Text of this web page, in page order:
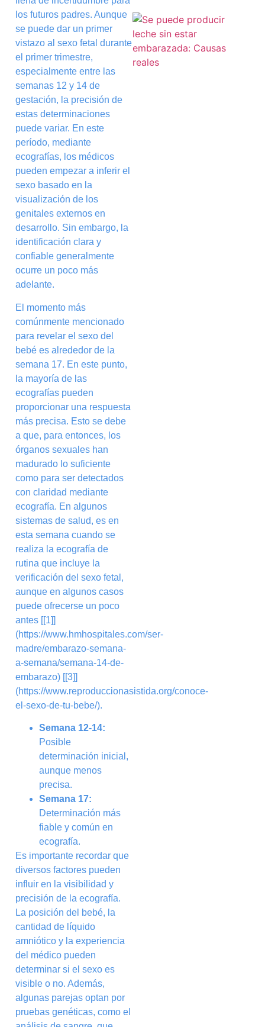
los futuros padres. Aunque
se puede dar un primer
vistazo al sexo fetal durante
el primer trimestre,
especialmente entre las
semanas 12 y 14 de
gestación, la precisión de
estas determinaciones
puede variar. En este
período, mediante
ecografías, los médicos
pueden empezar a inferir el
sexo basado en la
visualización de los
genitales externos en
desarrollo. Sin embargo, la
identificación clara y
confiable generalmente
ocurre un poco más
adelante.
El momento más
comúnmente mencionado
para revelar el sexo del
bebé es alrededor de la
semana 17. En este punto,
la mayoría de las
ecografías pueden
proporcionar una respuesta
más precisa. Esto se debe
a que, para entonces, los
órganos sexuales han
madurado lo suficiente
como para ser detectados
con claridad mediante
ecografía. En algunos
sistemas de salud, es en
esta semana cuando se
realiza la ecografía de
rutina que incluye la
verificación del sexo fetal,
aunque en algunos casos
puede ofrecerse un poco
antes [[1]]
(https://www.hmhospitales.com/ser-
madre/embarazo-semana-
a-semana/semana-14-de-
embarazo) [[3]]
(https://www.reproduccionasistida.org/conoce-
el-sexo-de-tu-bebe/).
Semana 12-14:
Posible
determinación inicial,
aunque menos
precisa.
Semana 17:
Determinación más
fiable y común en
ecografía.
Es importante recordar que
diversos factores pueden
influir en la visibilidad y
precisión de la ecografía.
La posición del bebé, la
cantidad de líquido
amniótico y la experiencia
del médico pueden
determinar si el sexo es
visible o no. Además,
algunas parejas optan por
pruebas genéticas, como el